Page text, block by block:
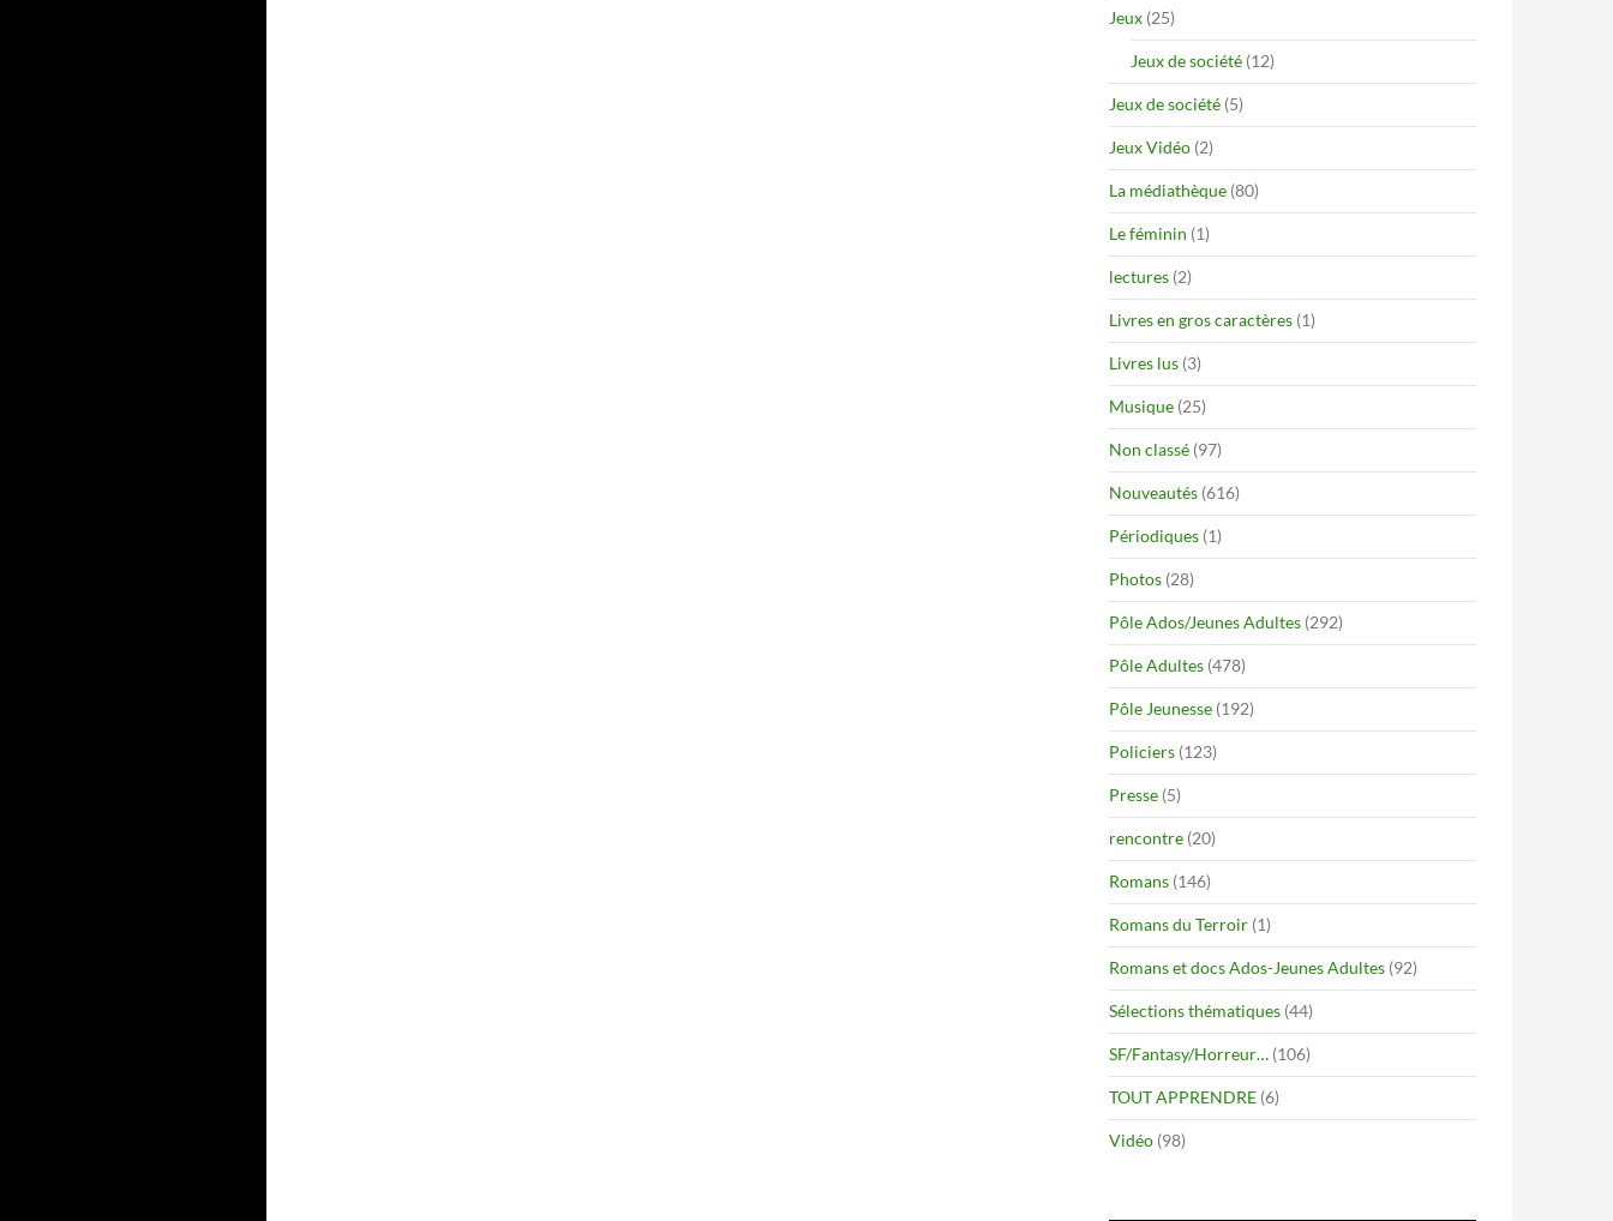
Jeux (25)
Jeux de société (12)
Jeux de société (5)
Jeux Vidéo (2)
La médiathèque (80)
Le féminin (1)
lectures (2)
Livres en gros caractères (1)
Livres lus (3)
Musique (25)
Non classé (97)
Nouveautés (616)
Périodiques (1)
Photos (28)
Pôle Ados/Jeunes Adultes (292)
Pôle Adultes (478)
Pôle Jeunesse (192)
Policiers (123)
Presse (5)
rencontre (20)
Romans (146)
Romans du Terroir (1)
Romans et docs Ados-Jeunes Adultes (92)
Sélections thématiques (44)
SF/Fantasy/Horreur… (106)
TOUT APPRENDRE (6)
Vidéo (98)